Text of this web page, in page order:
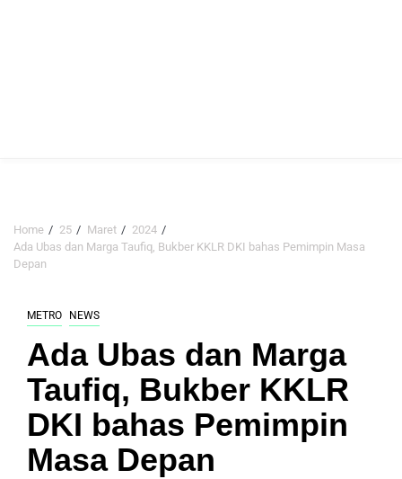
Home 25 Maret
2024
Ada Ubas dan Marga Taufiq, Bukber KKLR DKI bahas Pemimpin Masa
Depan
METRO NEWS
Ada Ubas dan Marga
Taufiq, Bukber KKLR
DKI bahas Pemimpin
Masa Depan